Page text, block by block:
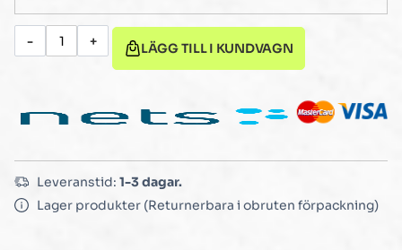
- + LÄGG TILL I KUNDVAGN
Leveranstid: 1-3 dagar.
Lager produkter (Returnerbara i obruten förpackning)